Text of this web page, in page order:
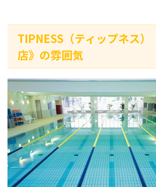
TIPNESS（ティップネス）
店》の雰囲気